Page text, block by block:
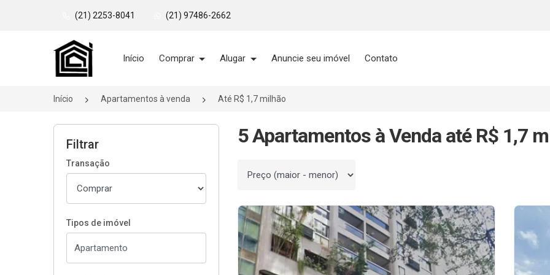
(21) 2253-8041 (21) 97486-2662
Página inicial
Início Comprar Alugar Anuncie seu imóvel Contato
Início Apartamentos à venda Até R$ 1,7 milhão
Filtrar
Transação
Tipos de imóvel
5 Apartamentos à Venda até R$ 1,7
Ordenar por